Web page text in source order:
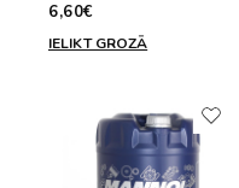
6,60€
IELIKT GROZĀ